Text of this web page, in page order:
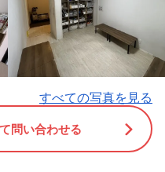
すべての写真を見る
問い合わせる